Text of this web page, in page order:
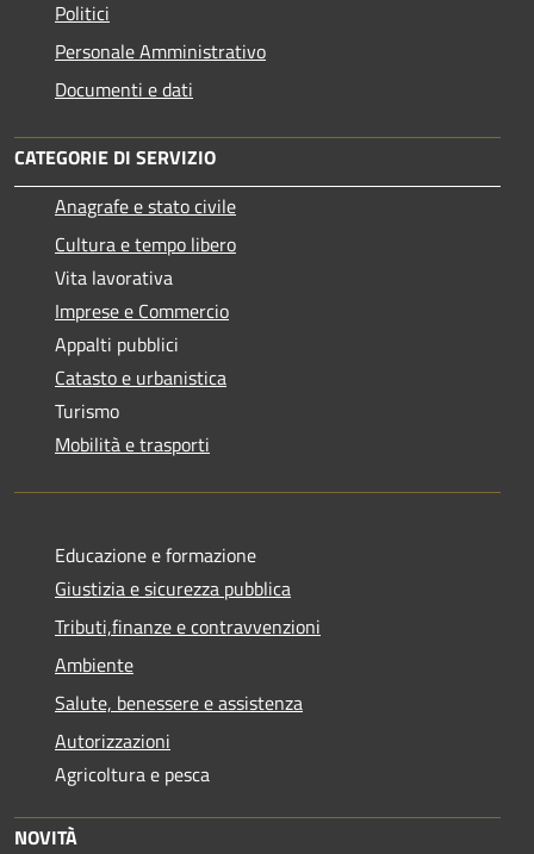
Politici
Personale Amministrativo
Documenti e dati
CATEGORIE DI SERVIZIO
Anagrafe e stato civile
Cultura e tempo libero
Vita lavorativa
Imprese e Commercio
Appalti pubblici
Catasto e urbanistica
Turismo
Mobilità e trasporti
Educazione e formazione
Giustizia e sicurezza pubblica
Tributi,finanze e contravvenzioni
Ambiente
Salute, benessere e assistenza
Autorizzazioni
Agricoltura e pesca
NOVITÀ